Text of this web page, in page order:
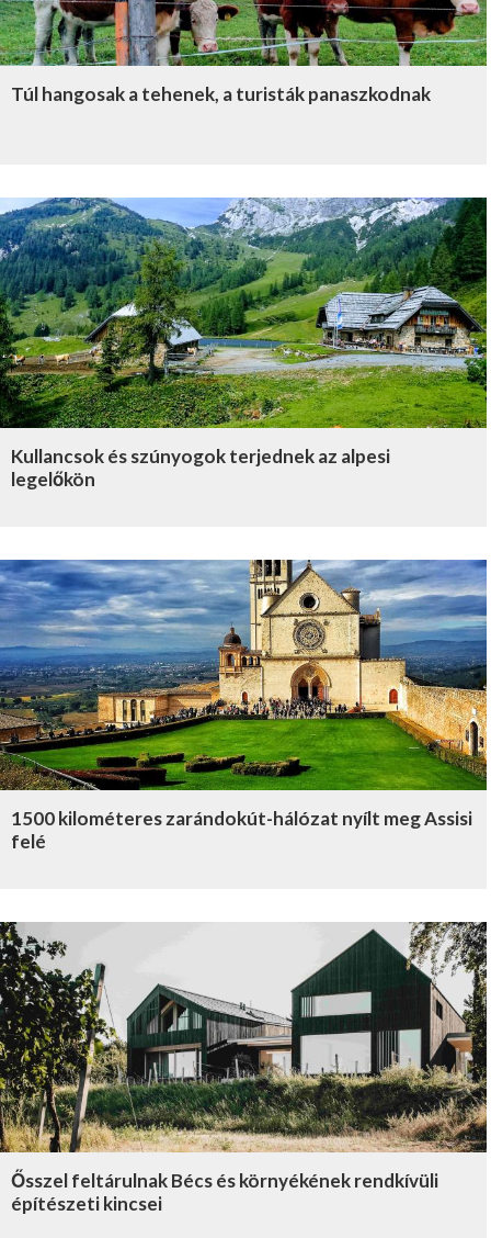
Túl hangosak a tehenek, a turisták panaszkodnak
Kullancsok és szúnyogok terjednek az alpesi
legelőkön
1500 kilométeres zarándokút-hálózat nyílt meg Assisi
felé
Ősszel feltárulnak Bécs és környékének rendkívüli
építészeti kincsei